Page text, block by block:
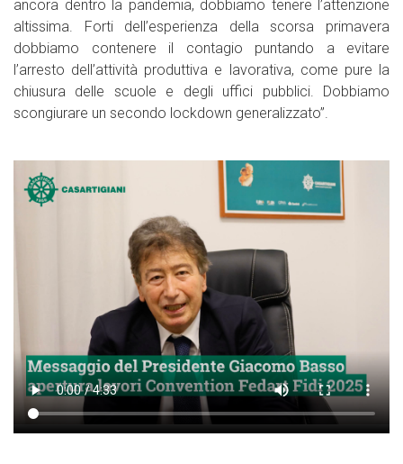
ancora dentro la pandemia, dobbiamo tenere l’attenzione
altissima. Forti dell’esperienza della scorsa primavera
dobbiamo contenere il contagio puntando a evitare
l’arresto dell’attività produttiva e lavorativa, come pure la
chiusura delle scuole e degli uffici pubblici. Dobbiamo
scongiurare un secondo lockdown generalizzato”.